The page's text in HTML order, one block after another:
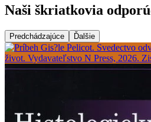
Naši škriatkovia
Predchádzajúce Ďalšie